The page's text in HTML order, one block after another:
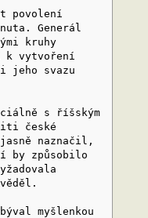
povolení
Generál
kruhy
k vytvoření
jeho svazu
s říšským
české
naznačil,
by způsobilo
myšlenkou